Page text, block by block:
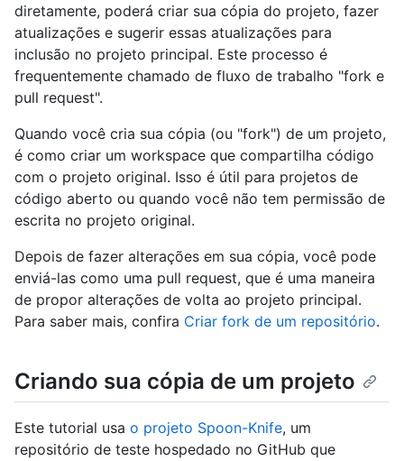
diretamente, poderá criar sua cópia do projeto, fazer
atualizações e sugerir essas atualizações para
inclusão no projeto principal. Este processo é
frequentemente chamado de fluxo de trabalho "fork e
pull request".
Quando você cria sua cópia (ou "fork") de um projeto,
é como criar um workspace que compartilha código
com o projeto original. Isso é útil para projetos de
código aberto ou quando você não tem permissão de
escrita no projeto original.
Depois de fazer alterações em sua cópia, você pode
enviá-las como uma pull request, que é uma maneira
de propor alterações de volta ao projeto principal.
Para saber mais, confira Criar fork de um repositório.
Criando sua cópia de um projeto
Este tutorial usa o projeto Spoon-Knife, um
repositório de teste hospedado no GitHub que